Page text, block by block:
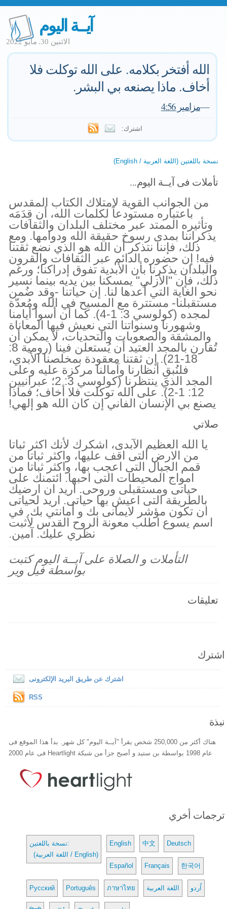
آيــة اليوم
الاثنين 30. مايو 2022
الله أفتخر بكلامه. على الله توكلت فلا
أخاف. ماذا يصنعه بي البشر.
—مزامير 4:56
اشترك:
نسخة باللغتين (اللغة العربية / English)
تأملات فى آيــة اليوم...
من الجوانب القوية لامتلاك الكتاب المقدس
باعتباره مستودعاً لكلمات الله، أن قِدَمَه
وتأثيره الممتد عبر مختلف البلدان والثقافات
يذكراننا بمدى رسوخ حقيقة الله ودوامها. ومع
ذلك، فإننا نتذكر أن الله هو الذي نضع ثقتنا
فيه! إن حضوره الدائم عبر الثقافات والقرون
والبلدان يذكرنا بأن الأبدية تفوق إدراكنا؛ ورغم
ذلك، فإن "الأزلي" يمسكنا بين يديه بينما نسير
نحو الغاية التي أعدها لنا. إن حياتنا -وقد ضُمن
مستقبلنا- مستترة مع المسيح في الله ومُعدّة
لمجده (كولوسي 3: 1-4). كما أن أسوأ أيامنا
وشهورنا وسنواتنا التي نعيش فيها المعاناة
والمشقة والصعوبات والتحديات، لا يمكن أن
تُقارن بالمجد العتيد أن يُستعلن فينا (رومية 8:
18-21). إن ثقتنا معقودة بمخلصنا الأبدي،
فلنُبقِ أنظارنا وآمالنا مركزة عليه وعلى
المجد الذي ينتظرنا (كولوسي 3: 2؛ عبرانيين
12: 1-2). على الله توكلت فلا أخاف؛ فماذا
يصنع بي الإنسان الفاني إن كان الله هو إلهي!
صلاتي
يا الله العظيم الآبدى، اشكرك لأنك اكثر ثباتا
من الارض التى اقف عليها، واكثر ثباتا من
قمم الجبال التى اعجب بها، واكثر ثباتا من
امواج المحيطات التى احبها. ائتمنك على
حياتى ومستقبلى وروحى. اريد ان ارضيك
بالطريقة التى اعيش بها حياتى. اريد لحياتى
ان تكون مؤشر لايمانى بك و أمانتي بك. في
اسم يسوع اطلب معونة الروح القدس لأثبت
نظري عليك. آمين.
التأملات و الصلاة على آيــة اليوم كتبت
بواسطة فيل وير
تعليقات
اشترك
اشترك عن طريق البريد الإلكترونى
RSS
نبذة
هناك أكثر من 250,000 شخص يقرأ "آيــة اليوم" كل شهر. بدأ هذا الموقع فى
عام 1998 بواسطة بن ستيد و أصبح جزأ من شبكة Heartlight فى عام 2000
ترجمات أخري
نسخة باللغتين:
(اللغة العربية / English)
English 中文 Deutsch
Español Français 한국어
Русский Português ภาษาไทย اللغة العربية اُردو